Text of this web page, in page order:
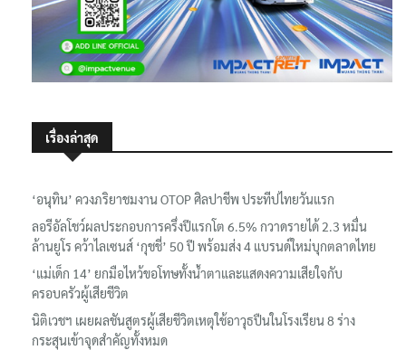
เรื่องล่าสุด
‘อนุทิน’ ควงภริยาชมงาน OTOP ศิลปาชีพ ประทีปไทยวันแรก
ลอรีอัลโชว์ผลประกอบการครึ่งปีแรกโต 6.5% กวาดรายได้ 2.3 หมื่น
ล้านยูโร คว้าไลเซนส์ ‘กุชชี่’ 50 ปี พร้อมส่ง 4 แบรนด์ใหม่บุกตลาดไทย
‘แม่เด็ก 14’ ยกมือไหว้ขอโทษทั้งน้ำตาและแสดงความเสียใจกับ
ครอบครัวผู้เสียชีวิต
นิติเวชฯ เผยผลชันสูตรผู้เสียชีวิตเหตุใช้อาวุธปืนในโรงเรียน 8 ร่าง
กระสุนเข้าจุดสำคัญทั้งหมด